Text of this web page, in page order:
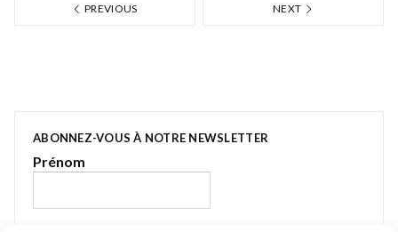
PREVIOUS NEXT
ABONNEZ-VOUS À NOTRE NEWSLETTER
Prénom